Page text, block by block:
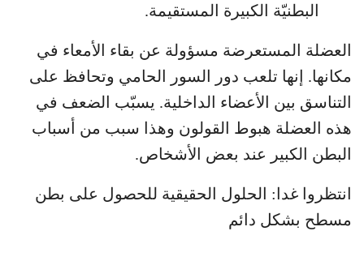
البطنيّة الكبيرة المستقيمة.
العضلة المستعرضة مسؤولة عن بقاء الأمعاء في
مكانها. إنها تلعب دور السور الحامي وتحافظ على
التناسق بين الأعضاء الداخلية. يسبّب الضعف في
هذه العضلة هبوط القولون وهذا سبب من أسباب
البطن الكبير عند بعض الأشخاص.
انتظروا غدا: الحلول الحقيقية للحصول على بطن
مسطح بشكل دائم